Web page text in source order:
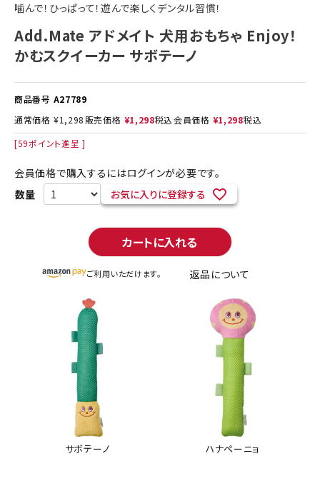
噛んで！ひっぱって！遊んで楽しくデンタル習慣！
Add.Mate アドメイト 犬用おもちゃ Enjoy！
かむスクイーカー サボテーノ
商品番号 A27789
通常価格 ¥1,298 販売価格 ¥1,298税込会員価格 ¥1,298税込
[59ポイント進呈 ]
会員価格で購入するにはログインが必要です。
お気に入りに登録する
カートに入れる
ご利用いただけます。 返品について
サボテーノ ハナペーニョ